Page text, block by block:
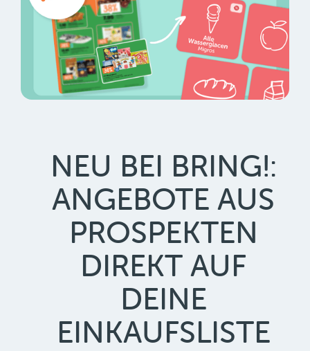
NEU BEI BRING!:
ANGEBOTE AUS
PROSPEKTEN
DIREKT AUF
DEINE
EINKAUFSLISTE